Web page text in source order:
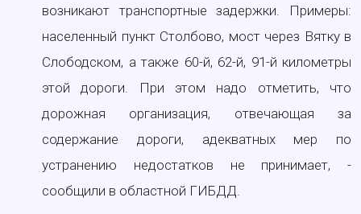
возникают транспортные задержки. Примеры:
населенный пункт Столбово, мост через Вятку в
Слободском, а также 60-й, 62-й, 91-й километры
этой дороги. При этом надо отметить, что
дорожная организация, отвечающая за
содержание дороги, адекватных мер по
устранению недостатков не принимает, -
сообщили в областной ГИБДД.